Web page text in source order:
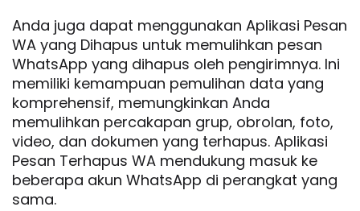
Anda juga dapat menggunakan Aplikasi Pesan
WA yang Dihapus untuk memulihkan pesan
WhatsApp yang dihapus oleh pengirimnya. Ini
memiliki kemampuan pemulihan data yang
komprehensif, memungkinkan Anda
memulihkan percakapan grup, obrolan, foto,
video, dan dokumen yang terhapus. Aplikasi
Pesan Terhapus WA mendukung masuk ke
beberapa akun WhatsApp di perangkat yang
sama.